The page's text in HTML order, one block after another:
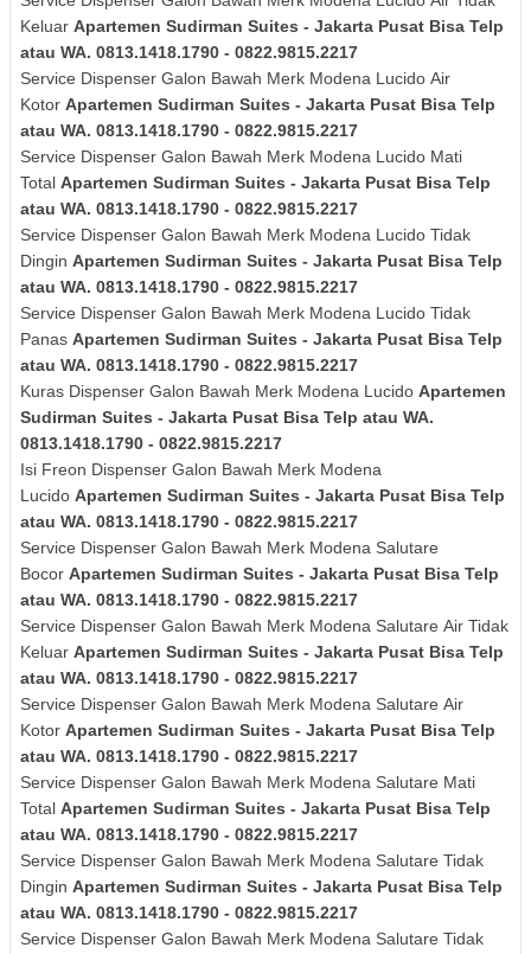
Keluar Apartemen Sudirman Suites - Jakarta Pusat Bisa Telp
atau WA. 0813.1418.1790 - 0822.9815.2217
Service Dispenser Galon Bawah Merk Modena Lucido Air
Kotor Apartemen Sudirman Suites - Jakarta Pusat Bisa Telp
atau WA. 0813.1418.1790 - 0822.9815.2217
Service Dispenser Galon Bawah Merk Modena Lucido Mati
Total Apartemen Sudirman Suites - Jakarta Pusat Bisa Telp
atau WA. 0813.1418.1790 - 0822.9815.2217
Service Dispenser Galon Bawah Merk Modena Lucido Tidak
Dingin Apartemen Sudirman Suites - Jakarta Pusat Bisa Telp
atau WA. 0813.1418.1790 - 0822.9815.2217
Service Dispenser Galon Bawah Merk Modena Lucido Tidak
Panas Apartemen Sudirman Suites - Jakarta Pusat Bisa Telp
atau WA. 0813.1418.1790 - 0822.9815.2217
Kuras Dispenser Galon Bawah Merk Modena Lucido Apartemen
Sudirman Suites - Jakarta Pusat Bisa Telp atau WA.
0813.1418.1790 - 0822.9815.2217
Isi Freon Dispenser Galon Bawah Merk Modena
Lucido Apartemen Sudirman Suites - Jakarta Pusat Bisa Telp
atau WA. 0813.1418.1790 - 0822.9815.2217
Service Dispenser Galon Bawah Merk Modena Salutare
Bocor Apartemen Sudirman Suites - Jakarta Pusat Bisa Telp
atau WA. 0813.1418.1790 - 0822.9815.2217
Service Dispenser Galon Bawah Merk Modena Salutare Air Tidak
Keluar Apartemen Sudirman Suites - Jakarta Pusat Bisa Telp
atau WA. 0813.1418.1790 - 0822.9815.2217
Service Dispenser Galon Bawah Merk Modena Salutare Air
Kotor Apartemen Sudirman Suites - Jakarta Pusat Bisa Telp
atau WA. 0813.1418.1790 - 0822.9815.2217
Service Dispenser Galon Bawah Merk Modena Salutare Mati
Total Apartemen Sudirman Suites - Jakarta Pusat Bisa Telp
atau WA. 0813.1418.1790 - 0822.9815.2217
Service Dispenser Galon Bawah Merk Modena Salutare Tidak
Dingin Apartemen Sudirman Suites - Jakarta Pusat Bisa Telp
atau WA. 0813.1418.1790 - 0822.9815.2217
Service Dispenser Galon Bawah Merk Modena Salutare Tidak